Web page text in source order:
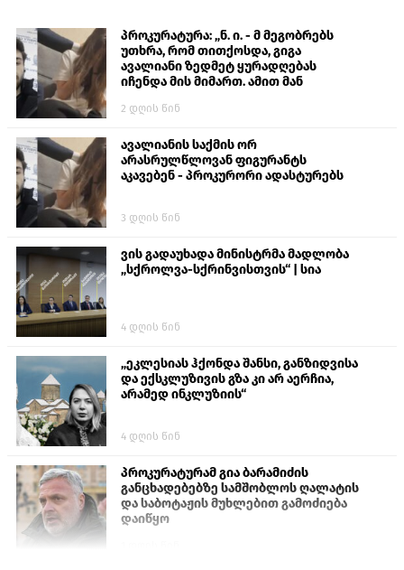
პროკურატურა: „ნ. ი. - მ მეგობრებს
უთხრა, რომ თითქოსდა, გიგა
ავალიანი ზედმეტ ყურადღებას
იჩენდა მის მიმართ. ამით მან
თავს დასხმოდა გიგა ავალიანს“
2 დღის წინ
ავალიანის საქმის ორ
არასრულწლოვან ფიგურანტს
აკავებენ - პროკურორი ადასტურებს
3 დღის წინ
ვის გადაუხადა მინისტრმა მადლობა
„სქროლვა-სქრინვისთვის“ | სია
4 დღის წინ
„ეკლესიას ჰქონდა შანსი, განზიდვისა
და ექსკლუზივის გზა კი არ აერჩია,
არამედ ინკლუზიის“
4 დღის წინ
პროკურატურამ გია ბარამიძის
განცხადებებზე სამშობლოს ღალატის
და საბოტაჟის მუხლებით გამოძიება
დაიწყო